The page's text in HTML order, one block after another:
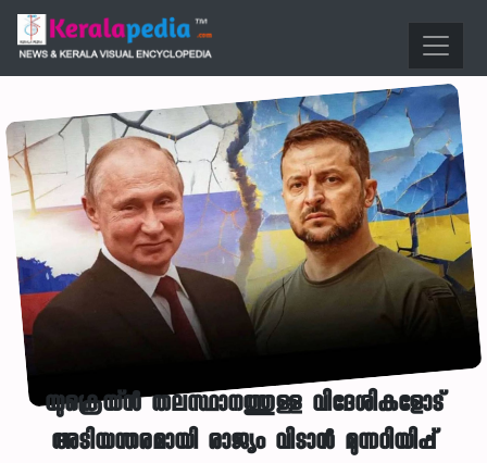
യുക്രെയ്ൻ തലസ്ഥാനത്തുള്ള വിദേശികളോട്
അടിയന്തരമായി രാജ്യം വിടാൻ മുന്നറിയിപ്പ്